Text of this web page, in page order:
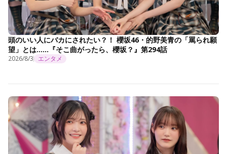
頭のいい人にバカにされたい？！ 櫻坂46・的野美青の「罵られ願
望」とは……『そこ曲がったら、櫻坂？』第294話
2026/8/3 エンタメ